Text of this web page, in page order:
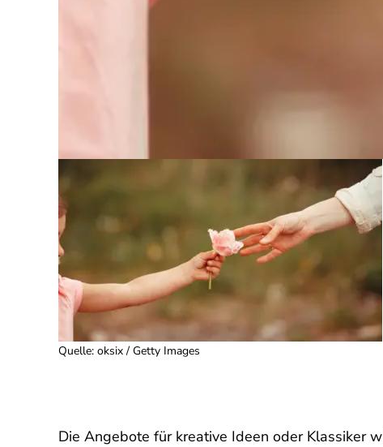
Quelle: oksix / Getty Images
Die Angebote für kreative Ideen oder Klassiker